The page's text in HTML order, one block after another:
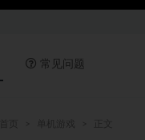
常见问题